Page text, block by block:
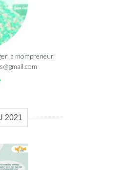
a mompreneur,
2021